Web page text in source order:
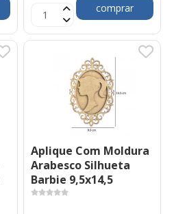
comprar
Aplique Com Moldura
Arabesco Silhueta
Barbie 9,5x14,5